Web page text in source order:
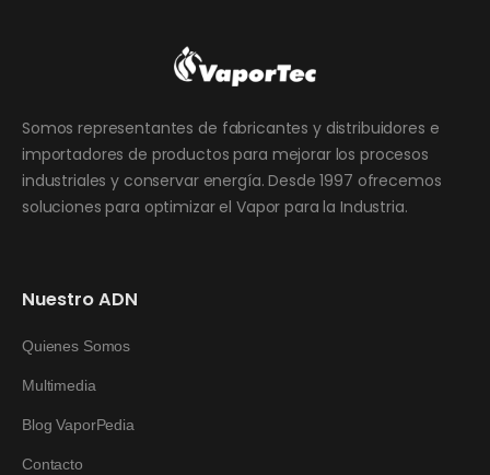
Somos representantes de fabricantes y distribuidores e
importadores de productos para mejorar los procesos
industriales y conservar energía. Desde 1997 ofrecemos
soluciones para optimizar el Vapor para la Industria.
Nuestro ADN
Quienes Somos
Multimedia
Blog VaporPedia
Contacto